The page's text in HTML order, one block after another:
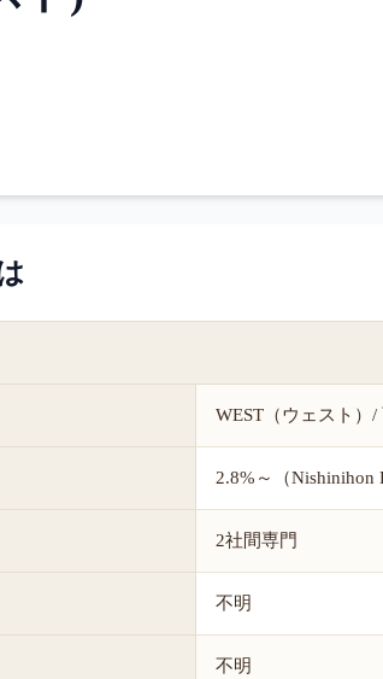
WEST（ウェスト）
2.8%～（Nishinihon
2社間専門
不明
不明